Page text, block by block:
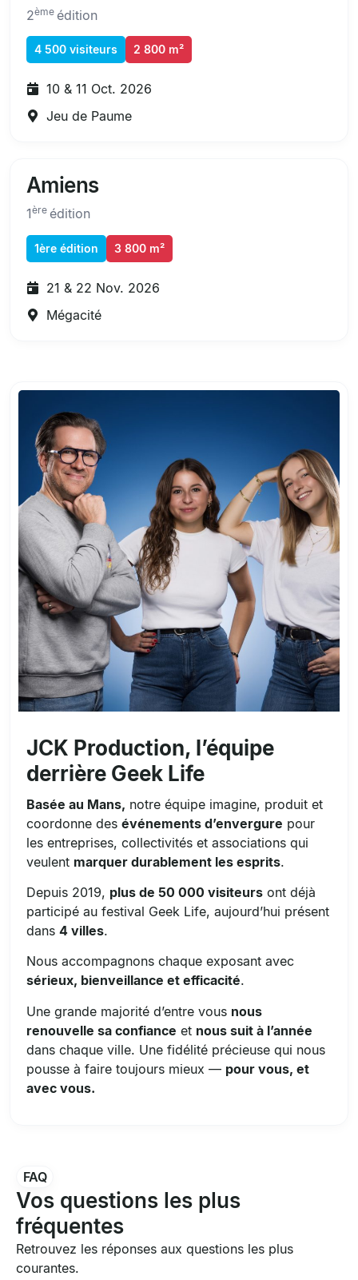
2ème édition
4 500 visiteurs 2 800 m²
10 & 11 Oct. 2026
Jeu de Paume
Amiens
1ère édition
1ère édition 3 800 m²
21 & 22 Nov. 2026
Mégacité
JCK Production, l’équipe
derrière Geek Life
Basée au Mans, notre équipe imagine, produit et
coordonne des événements d’envergure pour
les entreprises, collectivités et associations qui
veulent marquer durablement les esprits.
Depuis 2019, plus de 50 000 visiteurs ont déjà
participé au festival Geek Life, aujourd’hui présent
dans 4 villes.
Nous accompagnons chaque exposant avec
sérieux, bienveillance et efficacité.
Une grande majorité d’entre vous nous
renouvelle sa confiance et nous suit à l’année
dans chaque ville. Une fidélité précieuse qui nous
pousse à faire toujours mieux — pour vous, et
avec vous.
FAQ
Vos questions les plus
fréquentes
Retrouvez les réponses aux questions les plus
courantes.